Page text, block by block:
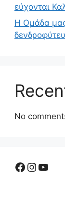
εύχονται
Η Ομάδα
No